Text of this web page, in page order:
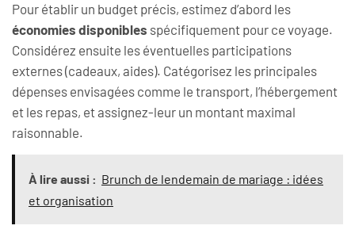
Pour établir un budget précis, estimez d’abord les
économies disponibles spécifiquement pour ce voyage.
Considérez ensuite les éventuelles participations
externes (cadeaux, aides). Catégorisez les principales
dépenses envisagées comme le transport, l’hébergement
et les repas, et assignez-leur un montant maximal
raisonnable.
À lire aussi : Brunch de lendemain de mariage : idées
et organisation